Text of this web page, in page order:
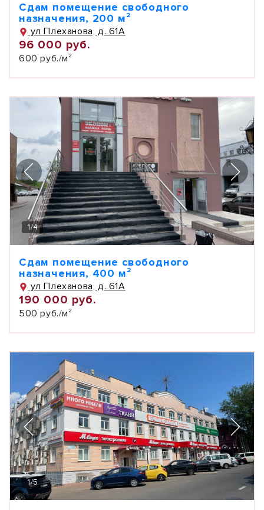
Сдам помещение свободного
назначения, 200 м²
ул Плеханова, д. 61А
96 000 руб.
600 руб./м²
1/4
Сдам помещение свободного
назначения, 400 м²
ул Плеханова, д. 61А
190 000 руб.
500 руб./м²
1/5